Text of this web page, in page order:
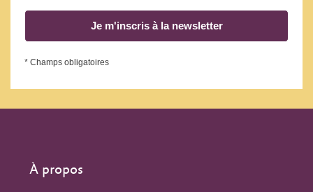
Je m'inscris à la newsletter
* Champs obligatoires
À propos